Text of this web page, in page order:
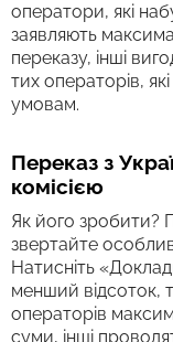
оператори, які
заявляють
переказу, інші
тих операторів,
умовам.
Переказ з
комісією
Як його зробити?
звертайте
Натисніть
менший відсоток,
операторів
суми, інші